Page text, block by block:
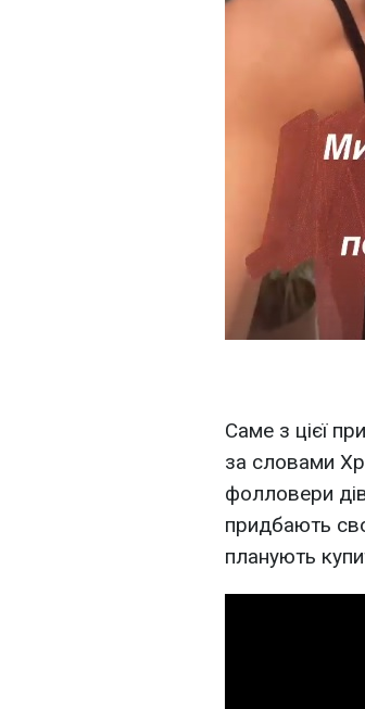
Саме з цієї
за словами
фолловери
придбають
планують